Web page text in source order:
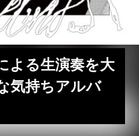
よる生演奏を大
気持ちアルバ